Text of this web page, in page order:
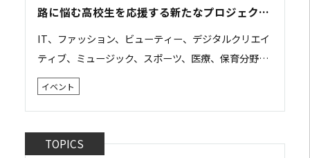
路に悩む高校生を応援する新たなプロジェクト
をスタートします
IT、ファッション、ビューティー、デジタルクリエイ
ティブ、ミュージック、スポーツ、医療、保育分野な
どで活躍するスペシャリストを養成する、学校法人岩
崎学園（横浜市神奈川区）は、8月10日（木）よ...
イベント
TOPICS